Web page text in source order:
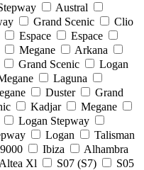
Austral
Grand Scenic
Clio
Espace
Espace
Megane
Arkana
Grand Scenic
Logan
Laguna
Duster
Grand
Kadjar
Megane
Logan Stepway
Logan
Talisman
9000 Ibiza
Alhambra
Altea Xl S07 (S7)
S05